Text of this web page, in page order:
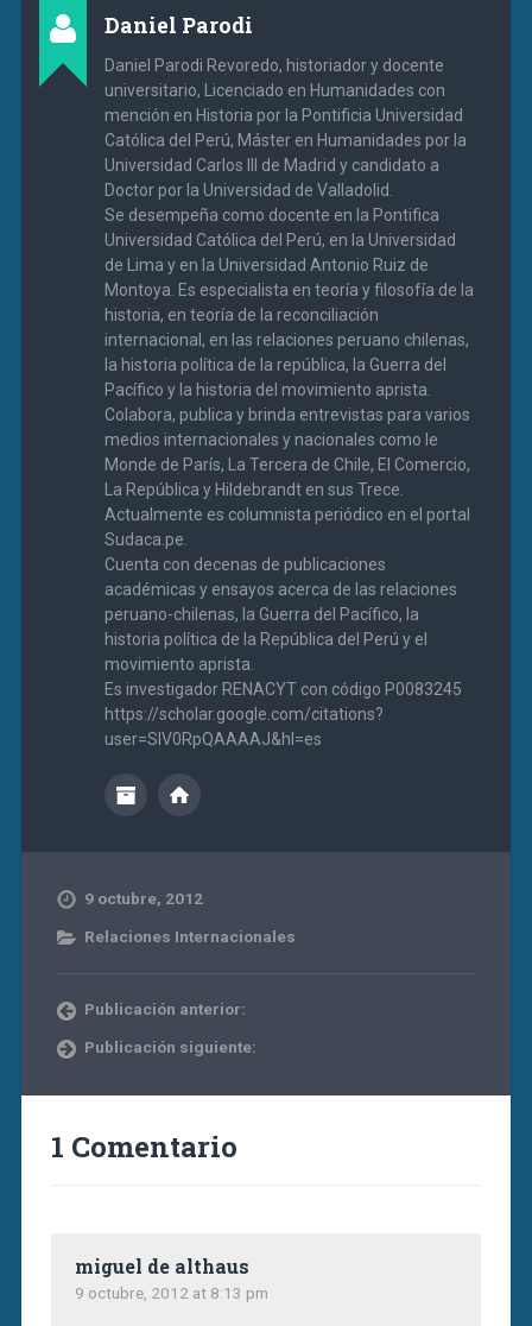
Daniel Parodi
Daniel Parodi Revoredo, historiador y docente
universitario, Licenciado en Humanidades con
mención en Historia por la Pontificia Universidad
Católica del Perú, Máster en Humanidades por la
Universidad Carlos III de Madrid y candidato a
Doctor por la Universidad de Valladolid.
Se desempeña como docente en la Pontifica
Universidad Católica del Perú, en la Universidad
de Lima y en la Universidad Antonio Ruiz de
Montoya. Es especialista en teoría y filosofía de la
historia, en teoría de la reconciliación
internacional, en las relaciones peruano chilenas,
la historia política de la república, la Guerra del
Pacífico y la historia del movimiento aprista.
Colabora, publica y brinda entrevistas para varios
medios internacionales y nacionales como le
Monde de París, La Tercera de Chile, El Comercio,
La República y Hildebrandt en sus Trece.
Actualmente es columnista periódico en el portal
Sudaca.pe.
Cuenta con decenas de publicaciones
académicas y ensayos acerca de las relaciones
peruano-chilenas, la Guerra del Pacífico, la
historia política de la República del Perú y el
movimiento aprista.
Es investigador RENACYT con código P0083245
https://scholar.google.com/citations?
user=SIV0RpQAAAAJ&hl=es
9 octubre, 2012
Relaciones Internacionales
Publicación anterior:
Publicación siguiente:
1 Comentario
miguel de althaus
9 octubre, 2012 at 8:13 pm